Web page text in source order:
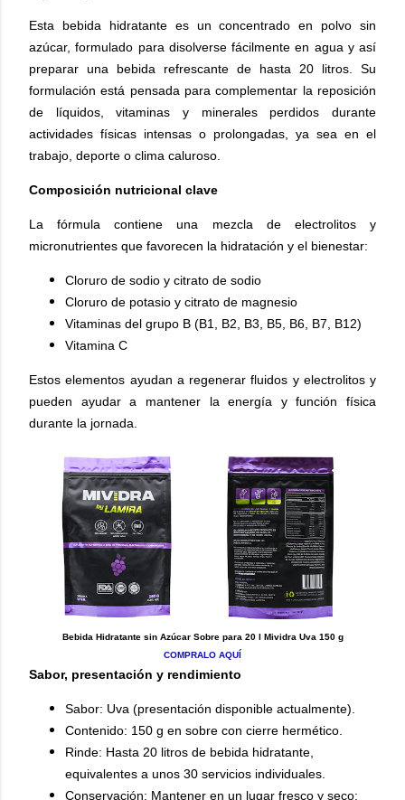
Esta bebida hidratante es un concentrado en polvo sin
azúcar, formulado para disolverse fácilmente en agua y así
preparar una bebida refrescante de hasta 20 litros. Su
formulación está pensada para complementar la reposición
de líquidos, vitaminas y minerales perdidos durante
actividades físicas intensas o prolongadas, ya sea en el
trabajo, deporte o clima caluroso.
Composición nutricional clave
La fórmula contiene una mezcla de electrolitos y
micronutrientes que favorecen la hidratación y el bienestar:
Cloruro de sodio y citrato de sodio
Cloruro de potasio y citrato de magnesio
Vitaminas del grupo B (B1, B2, B3, B5, B6, B7, B12)
Vitamina C
Estos elementos ayudan a regenerar fluidos y electrolitos y
pueden ayudar a mantener la energía y función física
durante la jornada.
Bebida Hidratante sin Azúcar Sobre para 20 l Mividra Uva 150 g
COMPRALO AQUÍ
Sabor, presentación y rendimiento
Sabor: Uva (presentación disponible actualmente).
Contenido: 150 g en sobre con cierre hermético.
Rinde: Hasta 20 litros de bebida hidratante,
equivalentes a unos 30 servicios individuales.
Conservación: Mantener en un lugar fresco y seco;